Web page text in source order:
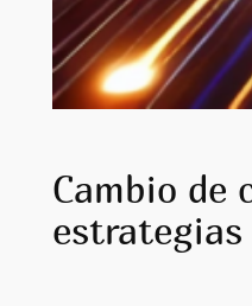
Cambio de